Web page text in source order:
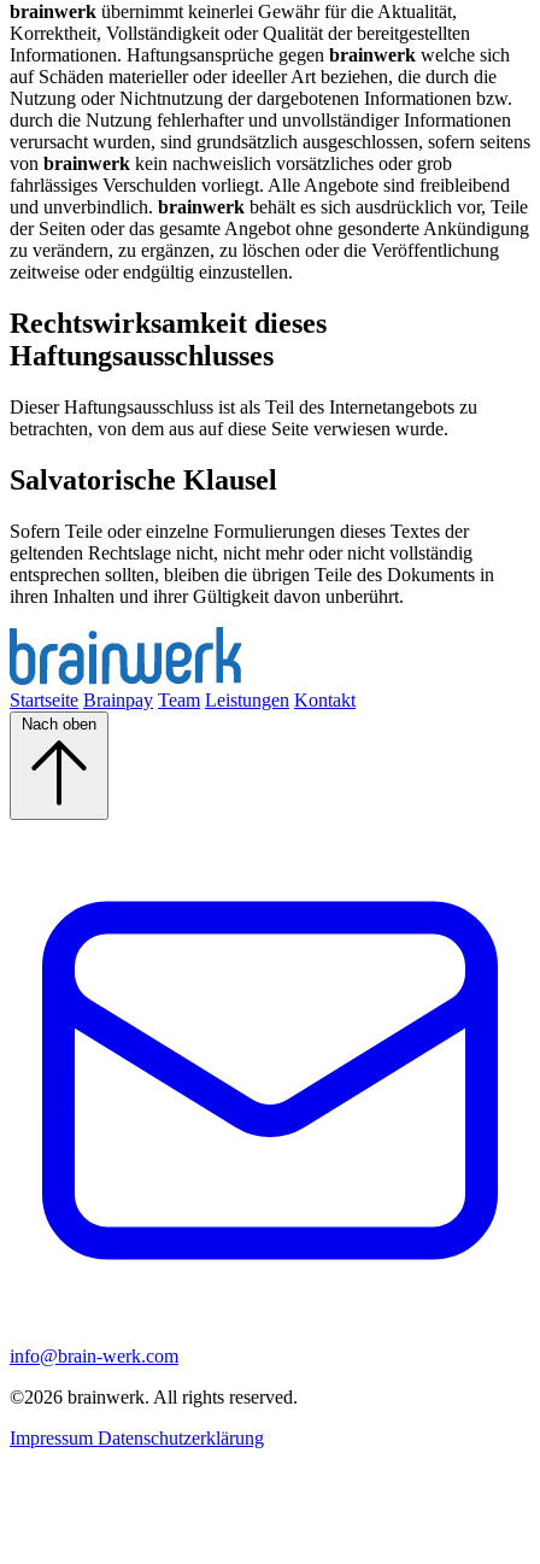
brainwerk übernimmt keinerlei Gewähr für die Aktualität,
Korrektheit, Vollständigkeit oder Qualität der bereitgestellten
Informationen. Haftungsansprüche gegen brainwerk welche sich
auf Schäden materieller oder ideeller Art beziehen, die durch die
Nutzung oder Nichtnutzung der dargebotenen Informationen bzw.
durch die Nutzung fehlerhafter und unvollständiger Informationen
verursacht wurden, sind grundsätzlich ausgeschlossen, sofern seitens
von brainwerk kein nachweislich vorsätzliches oder grob
fahrlässiges Verschulden vorliegt. Alle Angebote sind freibleibend
und unverbindlich. brainwerk behält es sich ausdrücklich vor, Teile
der Seiten oder das gesamte Angebot ohne gesonderte Ankündigung
zu verändern, zu ergänzen, zu löschen oder die Veröffentlichung
zeitweise oder endgültig einzustellen.
Rechtswirksamkeit dieses
Haftungsausschlusses
Dieser Haftungsausschluss ist als Teil des Internetangebots zu
betrachten, von dem aus auf diese Seite verwiesen wurde.
Salvatorische Klausel
Sofern Teile oder einzelne Formulierungen dieses Textes der
geltenden Rechtslage nicht, nicht mehr oder nicht vollständig
entsprechen sollten, bleiben die übrigen Teile des Dokuments in
ihren Inhalten und ihrer Gültigkeit davon unberührt.
Startseite Brainpay Team Leistungen Kontakt
Nach oben
info@brain-werk.com
©2026 brainwerk. All rights reserved.
Impressum Datenschutzerklärung